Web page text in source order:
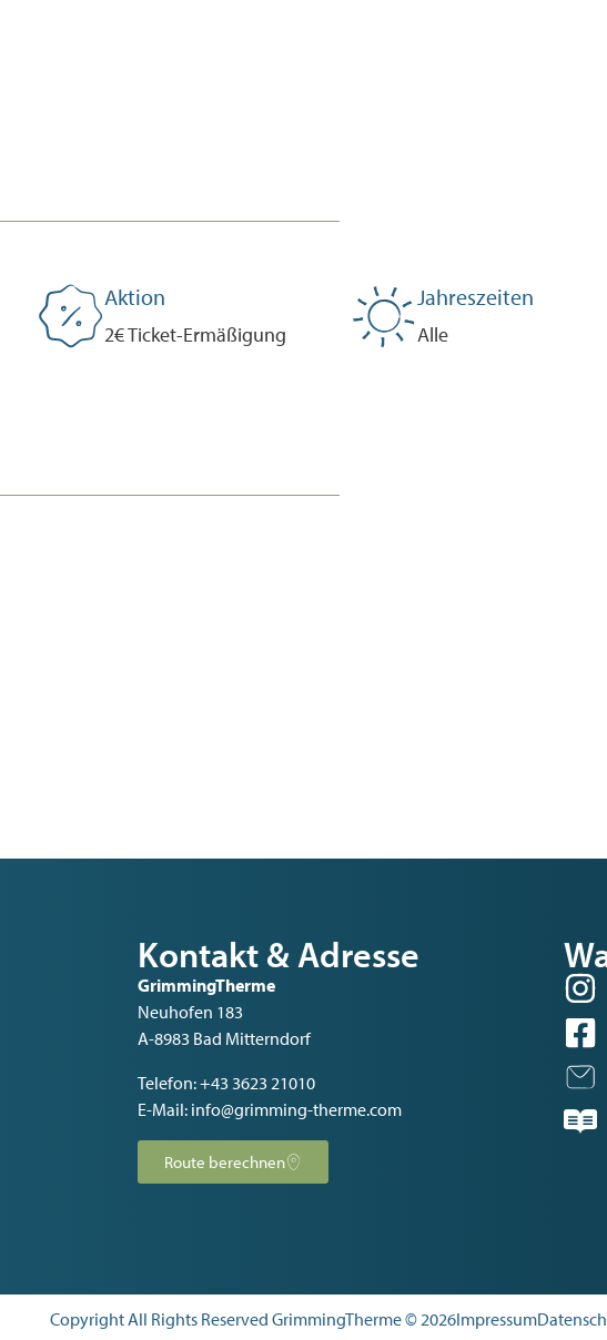
Aktion
2€ Ticket-Ermäßigung
Jahreszeiten
Alle
Kontakt & Adresse
GrimmingTherme
Neuhofen 183
A-8983 Bad Mitterndorf
Telefon:+43 3623 21010
E-Mail: info@grimming-therme.com
Route berechnen
Copyright All Rights Reserved GrimmingTherme © 2026Impressum